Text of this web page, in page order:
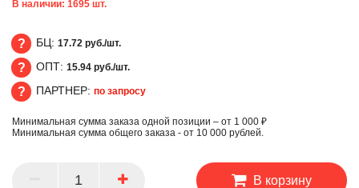
В наличии: 1695 шт.
БЦ
БЦ: 17.72 руб./шт.
ОПТ
ОПТ: 15.94 руб./шт.
ПАРТНЕР
ПАРТНЕР: по запросу
Минимальная сумма заказа одной позиции – от 1 000 ₽
Минимальная сумма общего заказа - от 10 000 рублей.
В корзину